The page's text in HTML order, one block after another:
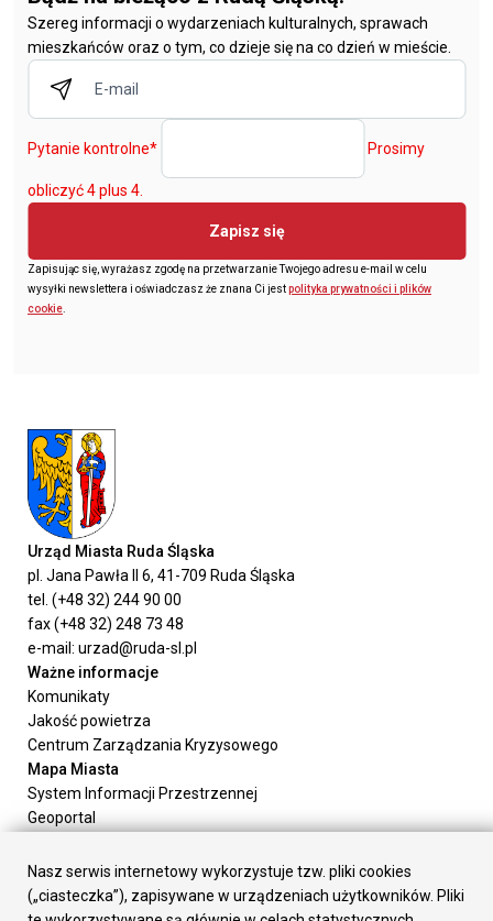
Szereg informacji o wydarzeniach kulturalnych, sprawach
mieszkańców oraz o tym, co dzieje się na co dzień w mieście.
Pytanie kontrolne* Prosimy
obliczyć 4 plus 4.
Zapisz się
Zapisując się, wyrażasz zgodę na przetwarzanie Twojego adresu e-mail w celu
wysyłki newslettera i oświadczasz że znana Ci jestpolityka prywatności i plików
cookie
Urząd Miasta Ruda Śląska
pl. Jana Pawła II 6, 41-709 Ruda Śląska
tel. (+48 32) 244 90 00
fax (+48 32) 248 73 48
e-mail: urzad@ruda-sl.pl
Ważne informacje
Komunikaty
Jakość powietrza
Centrum Zarządzania Kryzysowego
Mapa Miasta
System Informacji Przestrzennej
Geoportal
Załatw sprawę
Prezydent Miasta
Rada Miasta
Nasz serwis internetowy wykorzystuje tzw. pliki cookies
(„ciasteczka”), zapisywane w urządzeniach użytkowników. Pliki